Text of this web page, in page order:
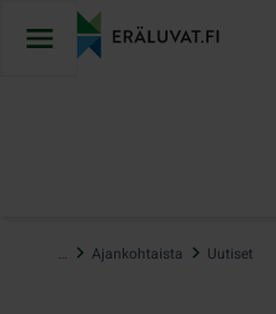
sisältöön
… Ajankohtaista Uutiset